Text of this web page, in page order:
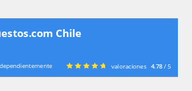
Chile
valoraciones 4.78/ 5